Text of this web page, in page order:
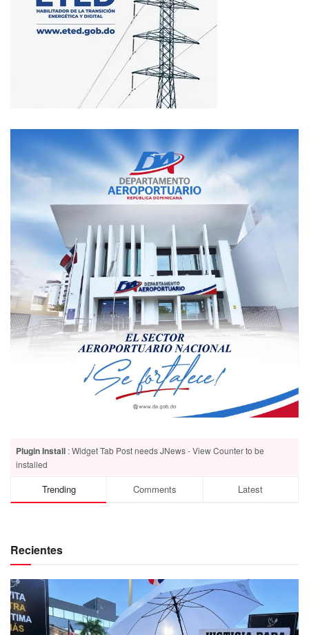
Plugin Install : Widget Tab Post needs JNews - View Counter to be
installed
Trending Comments Latest
Recientes